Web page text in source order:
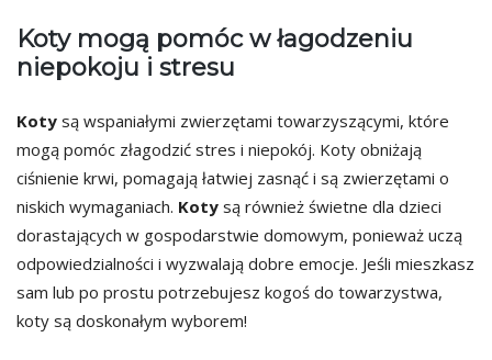
Koty mogą pomóc w łagodzeniu
niepokoju i stresu
Koty są wspaniałymi zwierzętami towarzyszącymi, które
mogą pomóc złagodzić stres i niepokój. Koty obniżają
ciśnienie krwi, pomagają łatwiej zasnąć i są zwierzętami o
niskich wymaganiach. Koty są również świetne dla dzieci
dorastających w gospodarstwie domowym, ponieważ uczą
odpowiedzialności i wyzwalają dobre emocje. Jeśli mieszkasz
sam lub po prostu potrzebujesz kogoś do towarzystwa,
koty są doskonałym wyborem!